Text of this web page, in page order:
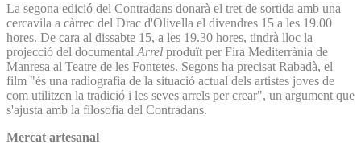
La segona edició del Contradans donarà el tret de sortida amb una
cercavila a càrrec del Drac d'Olivella el divendres 15 a les 19.00
hores. De cara al dissabte 15, a les 19.30 hores, tindrà lloc la
projecció del documental Arrel produït per Fira Mediterrània de
Manresa al Teatre de les Fontetes. Segons ha precisat Rabadà, el
film "és una radiografia de la situació actual dels artistes joves de
com utilitzen la tradició i les seves arrels per crear", un argument que
s'ajusta amb la filosofia del Contradans.
Mercat artesanal